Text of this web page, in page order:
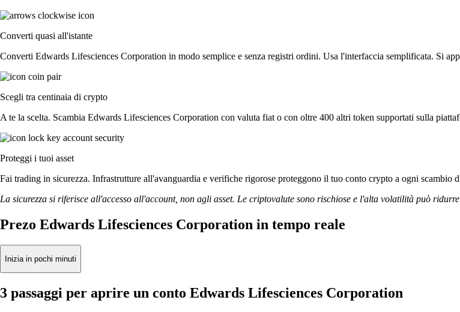
Converti quasi all'istante
Converti Edwards Lifesciences Corporation in modo semplice e senza registri ordini. Usa l'interfaccia semplificata. Si
Scegli tra centinaia di crypto
A te la scelta. Scambia Edwards Lifesciences Corporation con valuta fiat o con oltre 400 altri token supportati sulla
Proteggi i tuoi asset
Fai trading in sicurezza. Infrastrutture all'avanguardia e verifiche rigorose proteggono il tuo conto crypto a ogni scambio
La sicurezza si riferisce all'accesso all'account, non agli asset. Le criptovalute sono rischiose e l'alta volatilità può
Prezo Edwards Lifesciences Corporation in tempo reale
Inizia in pochi minuti
3 passaggi per aprire un conto Edwards Lifesciences Corporation